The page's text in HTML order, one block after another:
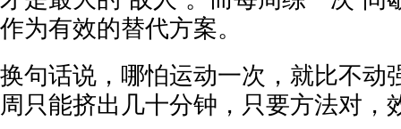
作为有效的替代方案。
换句话说，哪怕运动一次，就比不动
周只能挤出几十分钟，只要方法对，